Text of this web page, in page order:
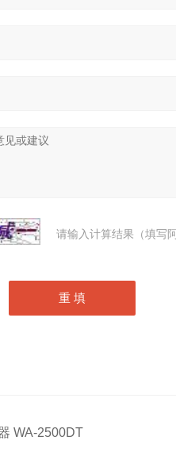
请输入计算结果（填写
WA-2500DT